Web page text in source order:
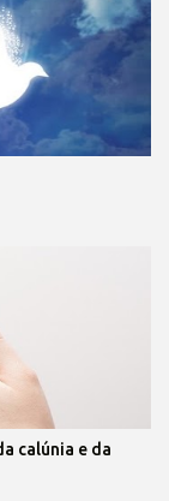
calúnia e da